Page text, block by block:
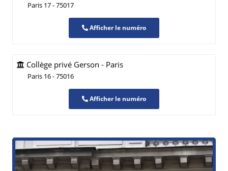
Paris 17 - 75017
Afficher le numéro
Collège privé Gerson - Paris
Paris 16 - 75016
Afficher le numéro